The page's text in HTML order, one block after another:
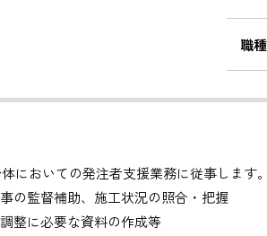
職種
においての発注者支援業務に従事します。
の監督補助、施工状況の照合・把握
整に必要な資料の作成等